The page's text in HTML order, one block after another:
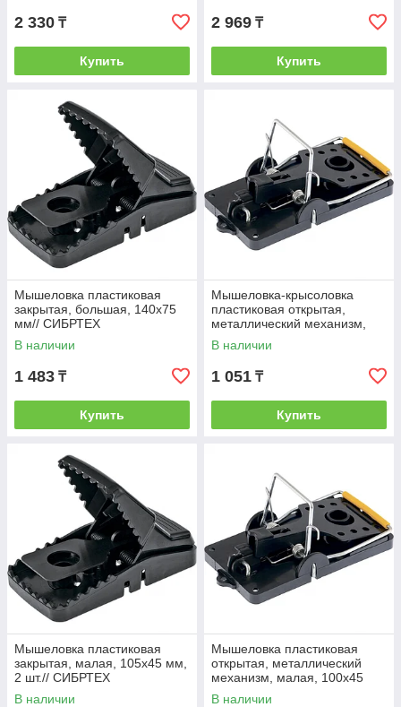
2 330 ₸
Купить
2 969 ₸
Купить
Мышеловка пластиковая
закрытая, большая, 140х75
мм// СИБРТЕХ
В наличии
1 483 ₸
Купить
Мышеловка-крысоловка
пластиковая открытая,
металлический механизм,
большая, 140х75 мм//
СИБРТЕХ
В наличии
1 051 ₸
Купить
Мышеловка пластиковая
закрытая, малая, 105х45 мм,
2 шт.// СИБРТЕХ
В наличии
Мышеловка пластиковая
открытая, металлический
механизм, малая, 100х45
мм, 2 шт.// СИБРТЕХ
В наличии